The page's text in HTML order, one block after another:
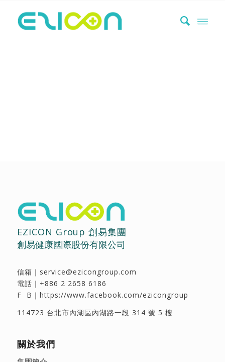
EZICON Group 創易集團
創易健康國際股份有限公司
信箱｜ service@ezicongroup.com
電話｜ +886 2 2658 6186
F B｜ https://www.facebook.com/ezicongroup
114723 台北市內湖區內湖路一段 314 號 5 樓
關於我們